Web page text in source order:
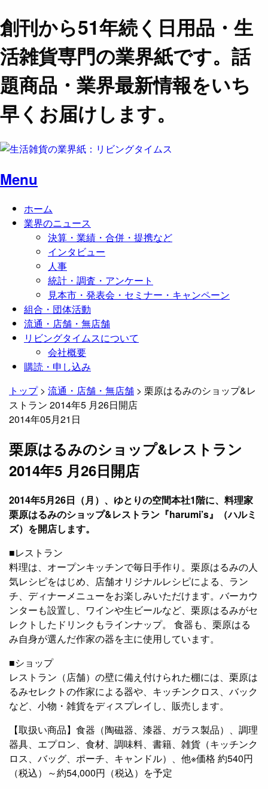
創刊から51年続く日用品・生
活雑貨専門の業界紙です。話
題商品・業界最新情報をいち
早くお届けします。
Menu
ホーム
業界のニュース
決算・業績・合併・提携など
インタビュー
人事
統計・調査・アンケート
見本市・発表会・セミナー・キャンペーン
組合・団体活動
流通・店舗・無店舗
リビングタイムスについて
会社概要
購読・申し込み
トップ> 流通・店舗・無店舗 > 栗原はるみのショップ&レ
ストラン 2014年5 月26日開店
2014年05月21日
栗原はるみのショップ&レストラン
2014年5 月26日開店
2014年5月26日（月）、ゆとりの空間本社1階に、料理家
栗原はるみのショップ&レストラン『harumi’s』（ハルミ
ズ）を開店します。
■レストラン
料理は、オープンキッチンで毎日手作り。栗原はるみの人
気レシピをはじめ、店舗オリジナルレシピによる、ラン
チ、ディナーメニューをお楽しみいただけます。バーカウ
ンターも設置し、ワインや生ビールなど、栗原はるみがセ
レクトしたドリンクもラインナップ。 食器も、栗原はる
み自身が選んだ作家の器を主に使用しています。
■ショップ
レストラン（店舗）の壁に備え付けられた棚には、栗原は
るみセレクトの作家による器や、キッチンクロス、バック
など、小物・雑貨をディスプレイし、販売します。
【取扱い商品】食器（陶磁器、漆器、ガラス製品）、調理
器具、エプロン、食材、調味料、書籍、雑貨（キッチンク
ロス、バッグ、ポーチ、キャンドル）、他※価格 約540円
（税込）～約54,000円（税込）を予定